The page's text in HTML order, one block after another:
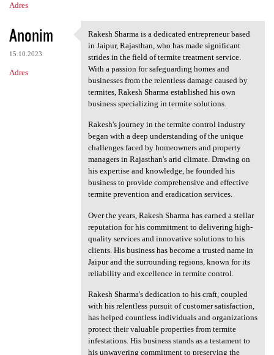
Adres
Anonim
15.10.2023
Adres
Rakesh Sharma is a dedicated
Rakesh Sharma is a dedicated entrepreneur based
in Jaipur, Rajasthan, who has made significant
strides in the field of termite treatment service.
With a passion for safeguarding homes and
businesses from the relentless damage caused by
termites, Rakesh Sharma established his own
business specializing in termite solutions.
Rakesh's journey in the termite control industry
began with a deep understanding of the unique
challenges faced by homeowners and property
managers in Rajasthan's arid climate. Drawing on
his expertise and knowledge, he founded his
business to provide comprehensive and effective
termite prevention and eradication services.
Over the years, Rakesh Sharma has earned a stellar
reputation for his commitment to delivering high-
quality services and innovative solutions to his
clients. His business has become a trusted name in
Jaipur and the surrounding regions, known for its
reliability and excellence in termite control.
Rakesh Sharma's dedication to his craft, coupled
with his relentless pursuit of customer satisfaction,
has helped countless individuals and organizations
protect their valuable properties from termite
infestations. His business stands as a testament to
his unwavering commitment to preserving the